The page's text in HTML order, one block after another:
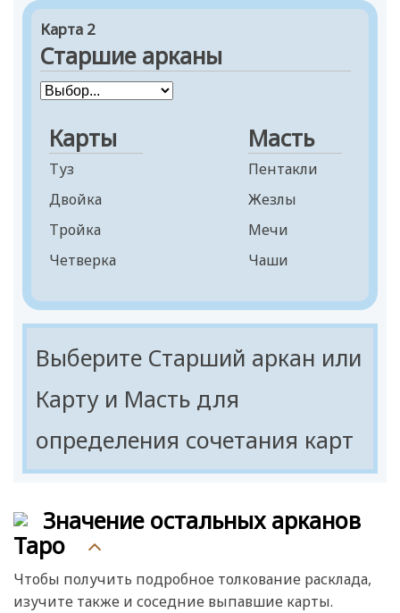
Шестерка
Семерка
Восьмерка
Девятка
Десятка
Паж
Рыцарь
Королева
Король
Карта 2
Старшие арканы
Карты
Туз
Двойка
Тройка
Четверка
Шестерка
Семерка
Девятка
Десятка
Паж
Королева
Масть
Пентакли
Жезлы
Мечи
Чаши
Выберите Старший аркан или
Карту и Масть для
определения сочетания карт
Значение остальных арканов
Таро
Чтобы получить подробное толкование расклада,
изучите также и соседние выпавшие карты.